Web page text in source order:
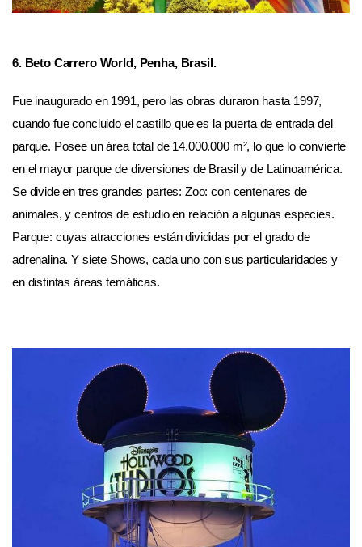
6. Beto Carrero World, Penha, Brasil.
Fue inaugurado en 1991, pero las obras duraron hasta 1997,
cuando fue concluido el castillo que es la puerta de entrada del
parque. Posee un área total de 14.000.000 m², lo que lo convierte
en el mayor parque de diversiones de Brasil y de Latinoamérica.
Se divide en tres grandes partes: Zoo: con centenares de
animales, y centros de estudio en relación a algunas especies.
Parque: cuyas atracciones están divididas por el grado de
adrenalina. Y siete Shows, cada uno con sus particularidades y
en distintas áreas temáticas.